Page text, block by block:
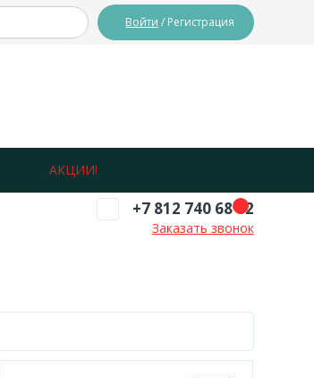
Войти / Регистрация
+7 812 740 68 02
Заказать звонок
АКЦИИ!